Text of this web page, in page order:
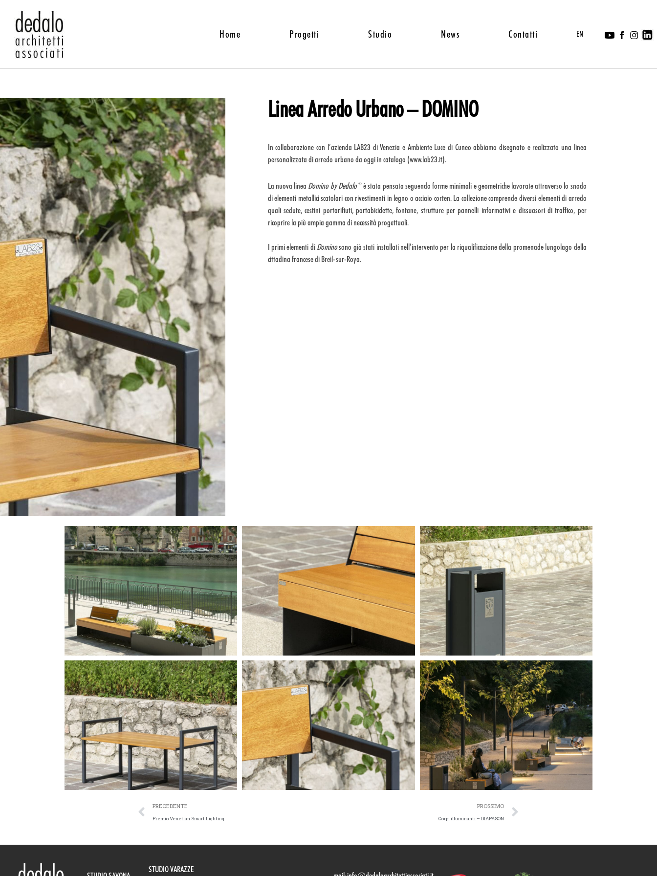
Home Progetti Studio News Contatti EN
Linea Arredo Urbano – DOMINO
In collaborazione con l’azienda LAB23 di Venezia e Ambiente Luce di Cuneo abbiamo disegnato e realizzato una linea
personalizzata di arredo urbano da oggi in catalogo (www.lab23.it).
La nuova linea Domino by Dedalo ©è stata pensata seguendo forme minimali e geometriche lavorate attraverso lo snodo
di elementi metallici scatolari con rivestimenti in legno o acciaio corten. La collezione comprende diversi elementi di arredo
quali sedute, cestini portarifiuti, portabiciclette, fontane, strutture per pannelli informativi e dissuasori di traffico, per
ricoprire la più ampia gamma di necessità progettuali.
I primi elementi di Dominosono già stati installati nell’intervento per la riqualificazione della promenade lungolago della
cittadina francese di Breil-sur-Roya.
PRECEDENTE
Premio Venetian Smart Lighting
PROSSIMO
Corpi illuminanti – DIAPASON
STUDIO VARAZZE